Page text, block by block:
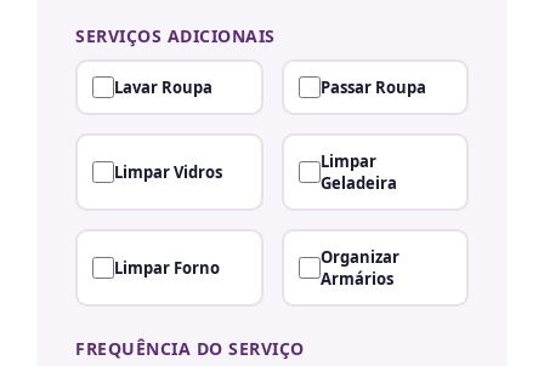
SERVIÇOS ADICIONAIS
Lavar Roupa Passar Roupa
Limpar Vidros
Limpar
Geladeira
Limpar Forno
Organizar
Armários
FREQUÊNCIA DO SERVIÇO